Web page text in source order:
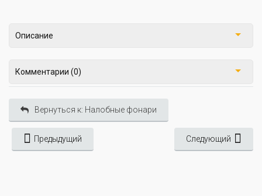
Описание
Комментарии (0)
Вернуться к: Налобные фонари
Предыдущий Следующий